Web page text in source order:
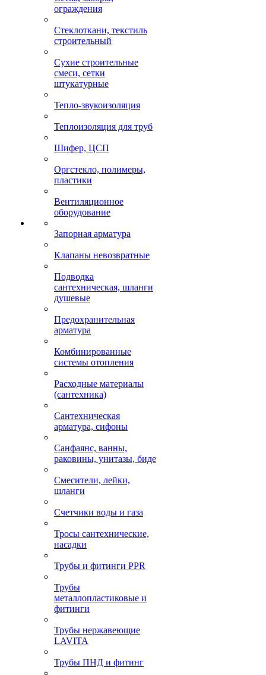
ограждения
Стеклоткани, текстиль
строительный
Сухие строительные
смеси, сетки
штукатурные
Тепло-звукоизоляция
Теплоизоляция для труб
Шифер, ЦСП
Оргстекло, полимеры,
пластики
Вентиляционное
оборудование
Запорная арматура
Клапаны невозвратные
Подводка
сантехническая, шланги
душевые
Предохранительная
арматура
Комбинированные
системы отопления
Расходные материалы
(сантехника)
Сантехническая
арматура, сифоны
Санфаянс, ванны,
раковины, унитазы, биде
Смесители, лейки,
шланги
Счетчики воды и газа
Тросы сантехнические,
насадки
Трубы и фитинги PPR
Трубы
металлопластиковые и
фитинги
Трубы нержавеющие
LAVITA
Трубы ПНД и фитинг